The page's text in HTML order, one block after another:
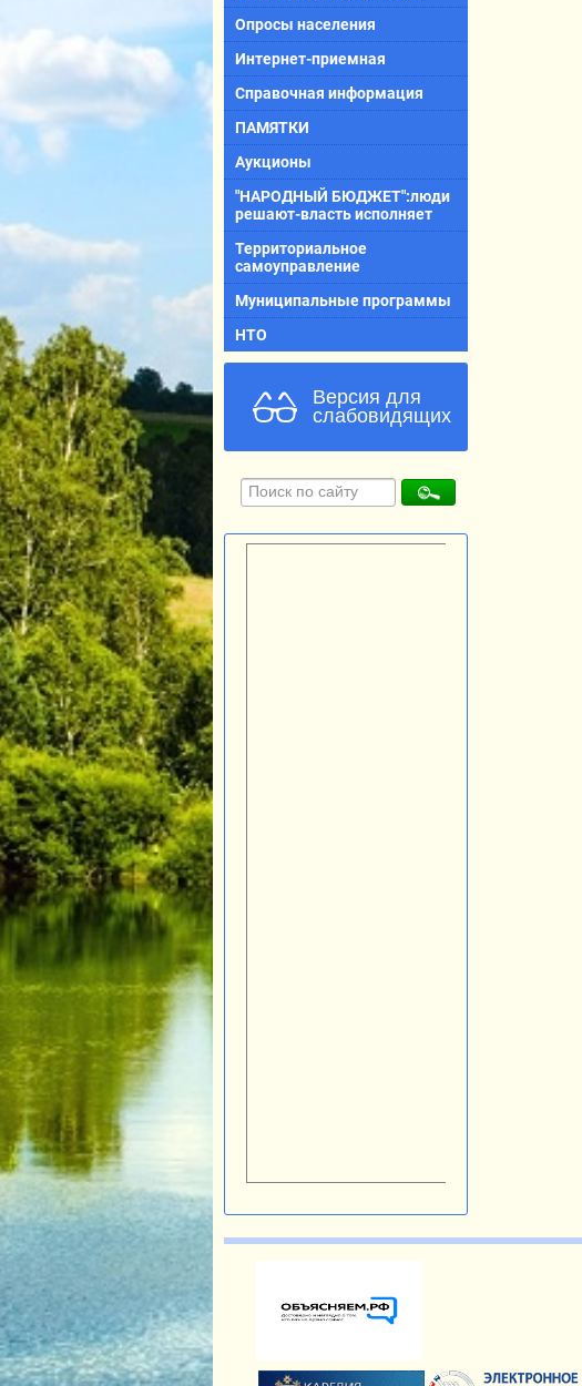
Опросы населения
Интернет-приемная
Справочная информация
ПАМЯТКИ
Аукционы
"НАРОДНЫЙ БЮДЖЕТ":люди
решают-власть исполняет
Территориальное
самоуправление
Муниципальные программы
НТО
Версия для
слабовидящих